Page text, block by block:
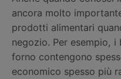
ancora molto
prodotti alimentari
negozio. Per esempio,
forno contengono
economico spesso più